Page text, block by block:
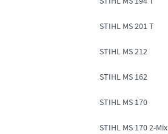
STIHL MS 201 T
STIHL MS 212
STIHL MS 162
STIHL MS 170
STIHL MS 170 2-Mix